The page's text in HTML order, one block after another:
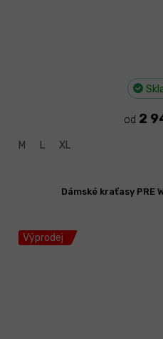
od 2
M L XL
Výprodej
Dámské kraťasy PRE